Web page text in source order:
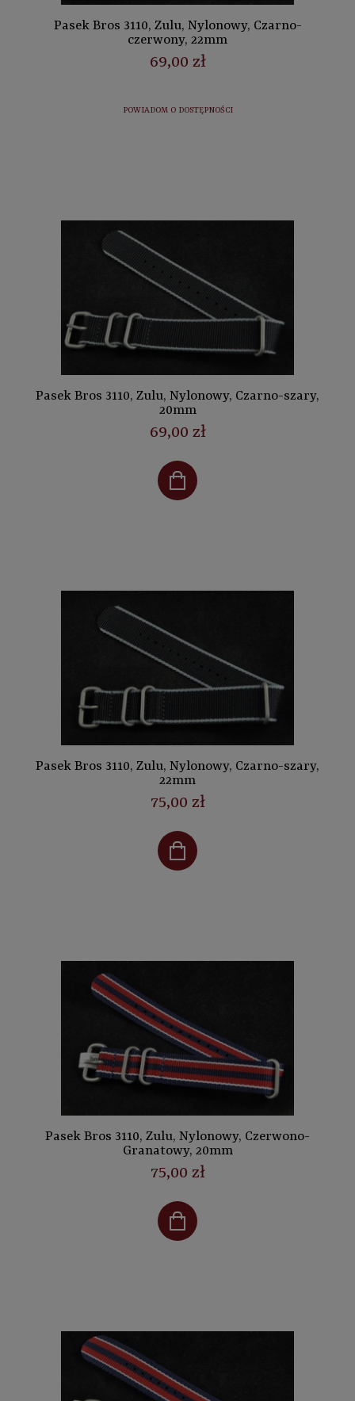
Pasek Bros 3110, Zulu, Nylonowy, Czarno-
czerwony, 22mm
69,00 zł
POWIADOM O DOSTĘPNOŚCI
Pasek Bros 3110, Zulu, Nylonowy, Czarno-szary,
20mm
69,00 zł
Pasek Bros 3110, Zulu, Nylonowy, Czarno-szary,
22mm
75,00 zł
Pasek Bros 3110, Zulu, Nylonowy, Czerwono-
Granatowy, 20mm
75,00 zł